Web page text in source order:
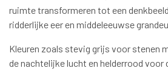
ruimte transformeren tot een
ridderlijke eer en middeleeuwse
Kleuren zoals stevig grijs voor stenen
de nachtelijke lucht en helderrood voor